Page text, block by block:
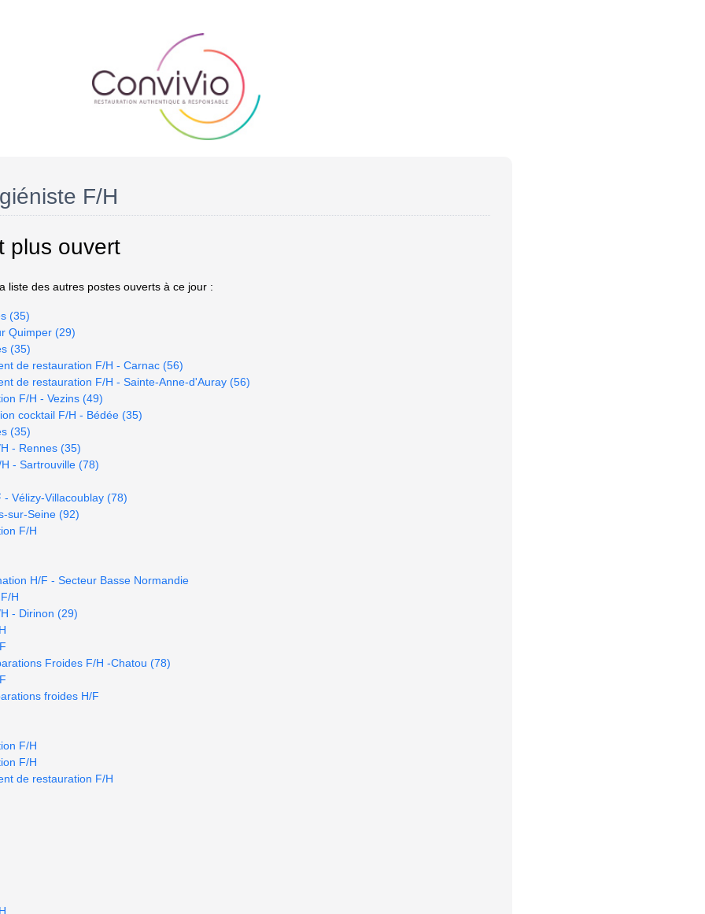
F/H
plus ouvert
liste des autres postes ouverts à ce jour :
(35)
Quimper (29)
(35)
de restauration F/H - Carnac (56)
de restauration F/H - Sainte-Anne-d'Auray (56)
F/H - Vezins (49)
cocktail F/H - Bédée (35)
(35)
- Rennes (35)
- Sartrouville (78)
Vélizy-Villacoublay (78)
sur-Seine (92)
F/H
H/F - Secteur Basse Normandie
H
- Dirinon (29)
Froides F/H -Chatou (78)
froides H/F
F/H
F/H
de restauration F/H